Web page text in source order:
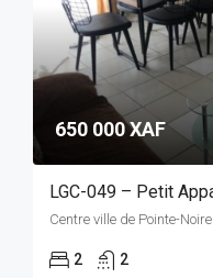
650 000 XAF
Centre ville de Pointe-Noire
2 2